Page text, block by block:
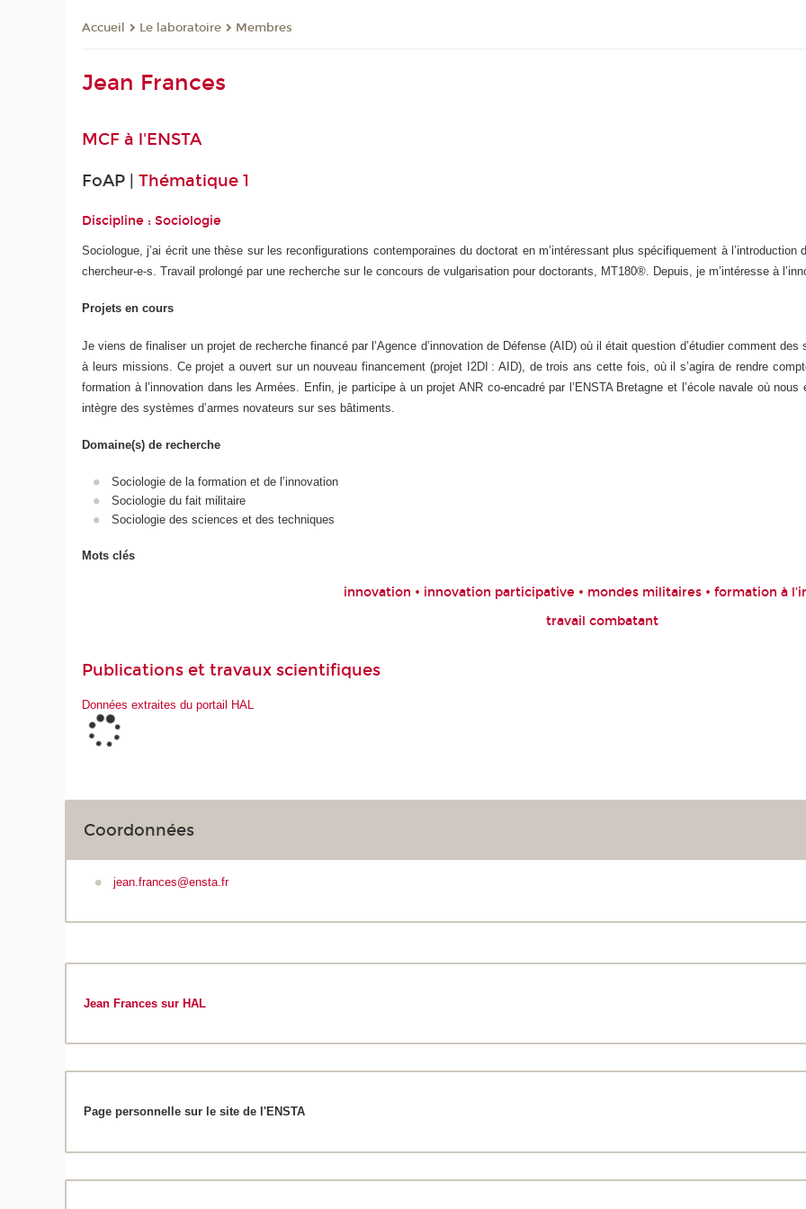
Accueil Le laboratoire Membres
Jean Frances
MCF à l'ENSTA
FoAP |Thématique 1
Discipline : Sociologie
Sociologue, j’ai écrit une thèse sur les reconfigurations contemporaines du doctorat en m’intéressant plus spécifiquement à
chercheur-e-s. Travail prolongé par une recherche sur le concours de vulgarisation pour doctorants, MT180®. Depuis, je m’intéresse à
Projets en cours
Je viens de finaliser un projet de recherche financé par l’Agence d’innovation de Défense (AID) où il était question d’étudier comment
à leurs missions. Ce projet a ouvert sur un nouveau financement (projet I2DI : AID), de trois ans cette fois, où il s’agira de rendre
formation à l’innovation dans les Armées. Enfin, je participe à un projet ANR co-encadré par l’ENSTA Bretagne et l’école navale où
intègre des systèmes d’armes novateurs sur ses bâtiments.
Domaine(s) de recherche
Sociologie de la formation et de l’innovation
Sociologie du fait militaire
Sociologie des sciences et des techniques
Mots clés
innovation • innovation participative • mondes militaires • formation à
travail combatant
Publications et travaux scientifiques
Données extraites du portail HAL
Coordonnées
jean.frances@ensta.fr
Jean Frances sur HAL
Page personnelle sur le site de l'ENSTA